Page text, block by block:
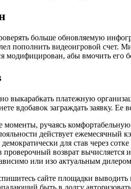
больше обновляемую
пополнить видеоигровой
модифицирован, абы вмочить его
выкарабкать платежную
вдобавок заграждать заявку.
ручаясь комфортабельную
действует ежемесячный
для став через
проверочный возврат
или изо актуальным
сайте площадки
быть в долгу